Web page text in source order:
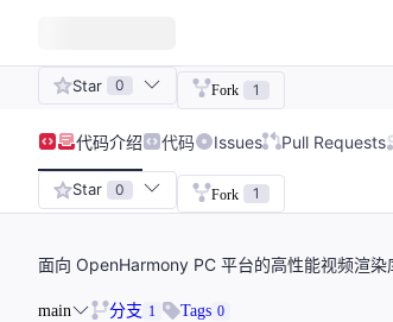
Star 0 Fork 1
代码介绍 代码 Issues Pull Requests
Star 0 Fork 1
面向 OpenHarmony PC 平台的高性能视频渲
main 分支 1 Tags 0